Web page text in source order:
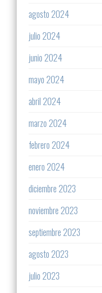
agosto 2024
julio 2024
junio 2024
mayo 2024
abril 2024
marzo 2024
febrero 2024
enero 2024
diciembre 2023
noviembre 2023
septiembre 2023
agosto 2023
julio 2023